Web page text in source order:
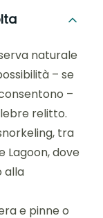
naturale
– se
–
relitto.
tra
Lagoon, dove
alla
e pinne o